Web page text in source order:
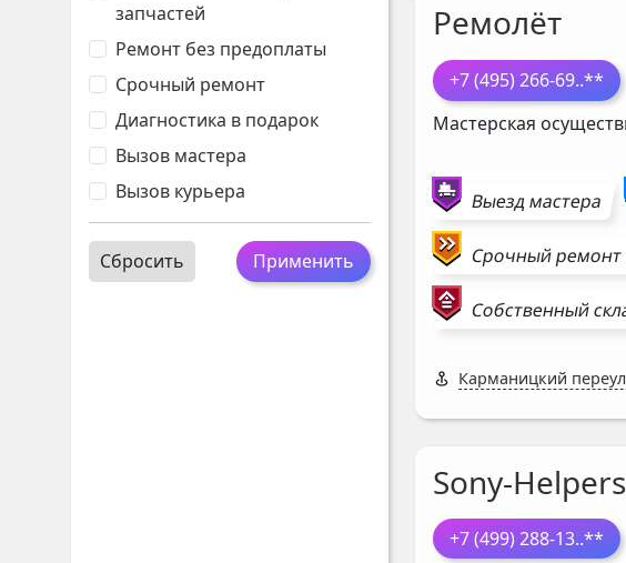
запчастей
Ремонт без предоплаты
Срочный ремонт
Диагностика в подарок
Вызов мастера
Вызов курьера
Применить
Сбросить
Ремолёт
+7 (495) 266-69..**
Мастерская
Выезд мастера
Срочный
Собственный
Карманицкий
Sony-Helpers
+7 (499) 288-13..**